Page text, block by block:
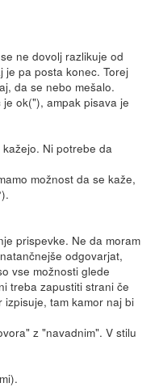
ne dovolj razlikuje od
je pa posta konec. Torej
da se nebo mešalo.
ok("), ampak pisava je
Ni potrebe da
možnost da se kaže,
prispevke. Ne da moram
odgovarjat,
vse možnosti glede
treba zapustiti strani če
tam kamor naj bi
z "navadnim". V stilu